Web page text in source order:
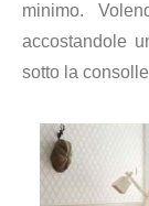
minimo.
accostandole
sotto la